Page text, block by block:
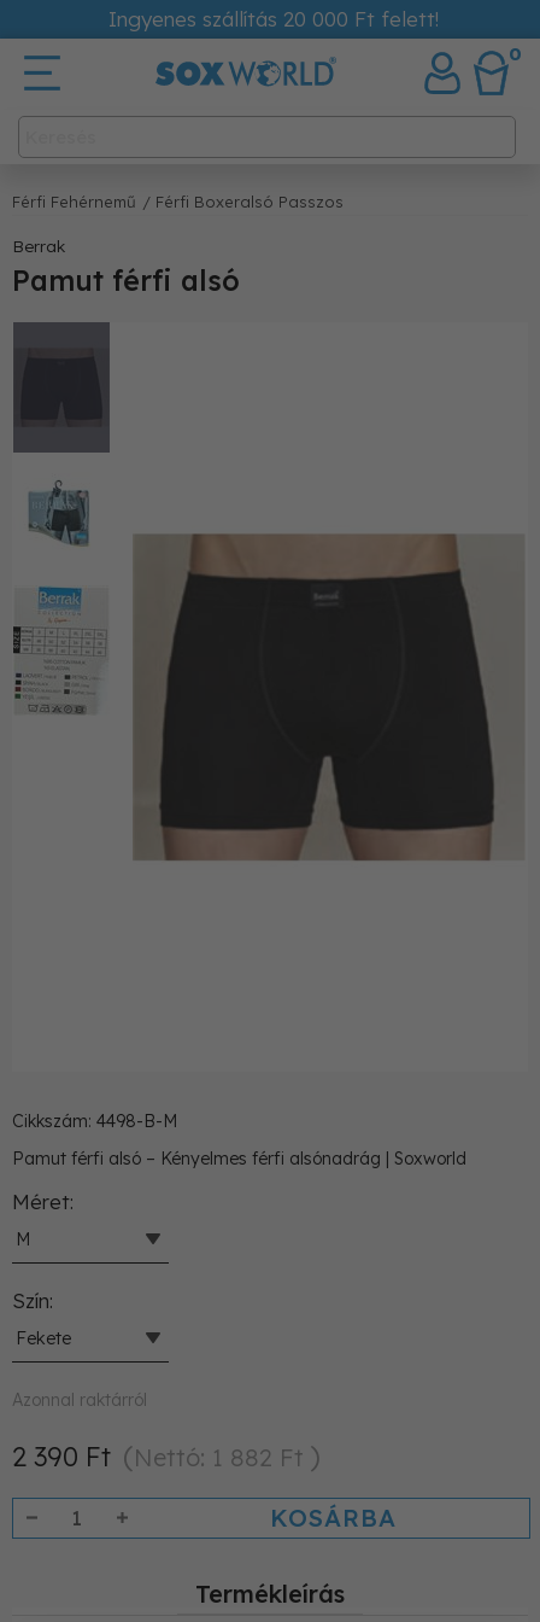
Ingyenes szállítás 20 000 Ft felett!
0
Férfi Fehérnemű / Férfi Boxeralsó Passzos
Berrak
Pamut férfi alsó
Cikkszám: 4498-B-M
Pamut férfi alsó – Kényelmes férfi alsónadrág | Soxworld
Méret
M
Szín
Fekete
Azonnal raktárról
2 390 Ft
Nettó: 1 882 Ft
KOSÁRBA
Termékleírás